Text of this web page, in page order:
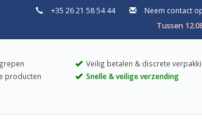
+35 26 21 58 54 44
Neem contact
Tussen
producten
Veilig betalen & discrete
Snelle & veilige verzending